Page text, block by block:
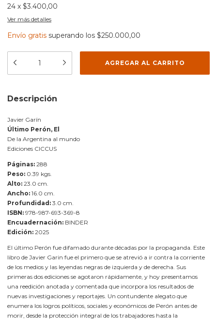
24 x $3.400,00
Ver más detalles
Envío gratis superando los $250.000,00
Descripción
Javier Garín
Último Perón, El
De la Argentina al mundo
Ediciones CICCUS
Páginas: 288
Peso: 0.39 kgs.
Alto: 23.0 cm.
Ancho: 16.0 cm.
Profundidad: 3.0 cm.
ISBN: 978-987-693-369-8
Encuadernación: BINDER
Edición: 2025
El último Perón fue difamado durante décadas por la propaganda. Este
libro de Javier Garin fue el primero que se atrevió a ir contra la corriente
de los medios y las leyendas negras de izquierda y de derecha. Sus
primeras dos ediciones se agotaron rápidamente, y hoy presentamos
una reedición anotada y comentada que incorpora los resultados de
nuevas investigaciones y reportajes. Un contundente alegato que
enumera los logros políticos, sociales y económicos de Perón antes de
morir, desde la protección integral de los trabajadores hasta la